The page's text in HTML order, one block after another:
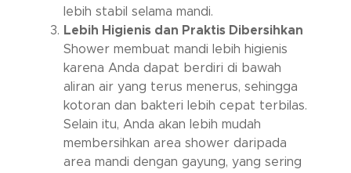
lebih stabil selama mandi.
Lebih Higienis dan Praktis Dibersihkan
Shower membuat mandi lebih higienis
karena Anda dapat berdiri di bawah
aliran air yang terus menerus, sehingga
kotoran dan bakteri lebih cepat terbilas.
Selain itu, Anda akan lebih mudah
membersihkan area shower daripada
area mandi dengan gayung, yang sering